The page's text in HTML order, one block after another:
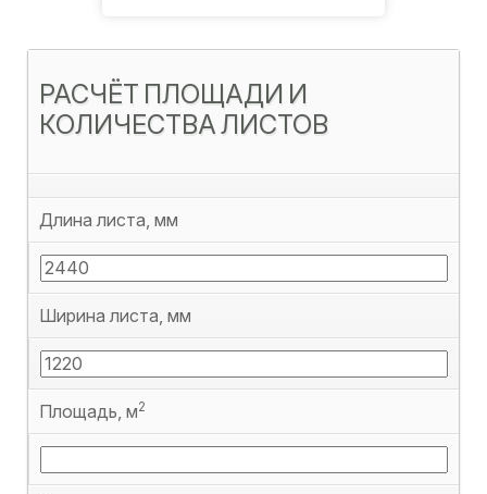
РАСЧЁТ ПЛОЩАДИ И
КОЛИЧЕСТВА ЛИСТОВ
Длина листа, мм
Ширина листа, мм
Площадь, м2